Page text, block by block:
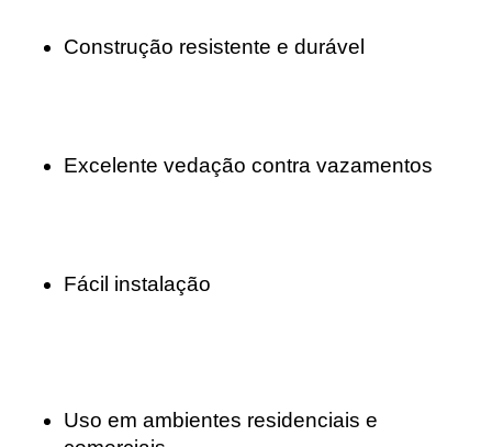
Construção resistente e durável
Excelente vedação contra vazamentos
Fácil instalação
Uso em ambientes residenciais e